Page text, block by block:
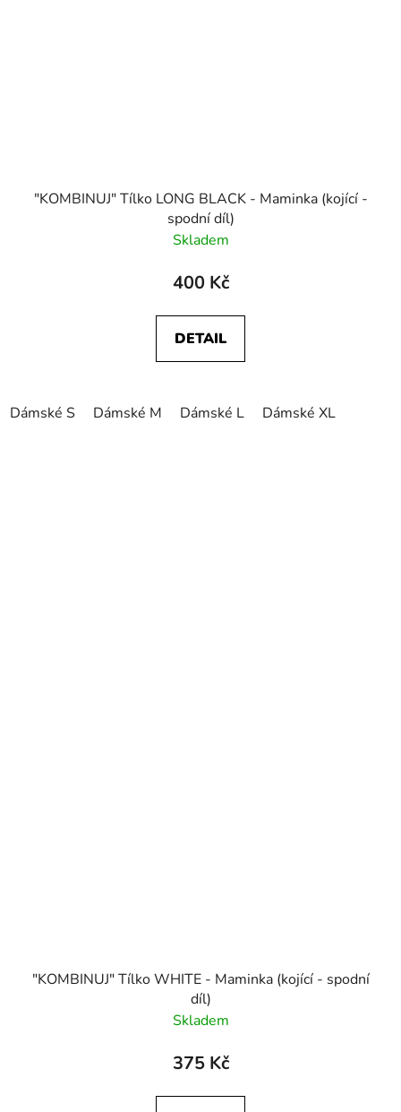
"KOMBINUJ" Tílko LONG BLACK - Maminka (kojící -
spodní díl)
Skladem
400 Kč
DETAIL
Dámské S Dámské M Dámské L Dámské XL
"KOMBINUJ" Tílko WHITE - Maminka (kojící - spodní
díl)
Skladem
375 Kč